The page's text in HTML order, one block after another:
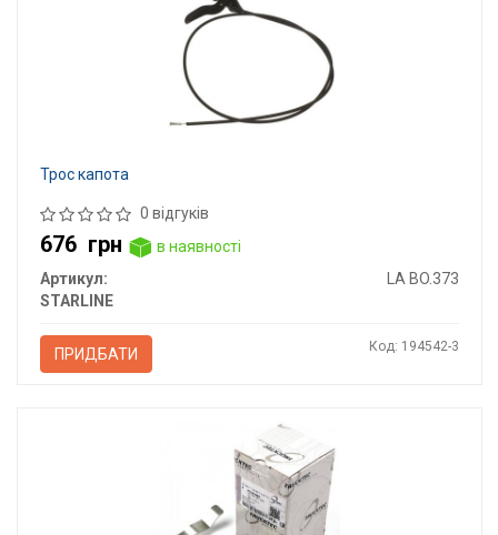
Трос капота
0 відгуків
676 грн
в наявності
Артикул:
LA BO.373
STARLINE
ПРИДБАТИ Код: 194542-3